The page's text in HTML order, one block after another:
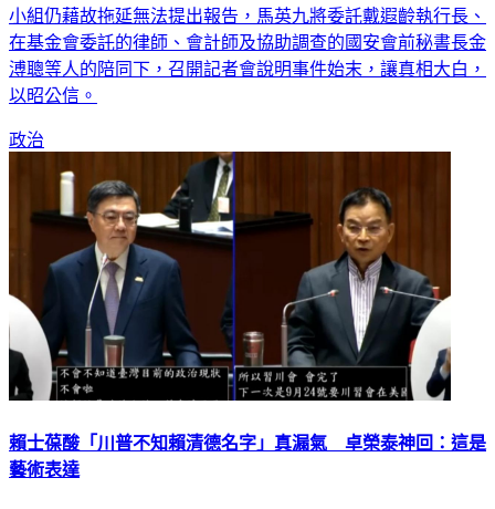
小組仍藉故拖延無法提出報告，馬英九將委託戴遐齡執行長、
在基金會委託的律師、會計師及協助調查的國安會前秘書長金
溥聰等人的陪同下，召開記者會說明事件始末，讓真相大白，
以昭公信。
政治
賴士葆酸「川普不知賴清德名字」真漏氣 卓榮泰神回：這是
藝術表達